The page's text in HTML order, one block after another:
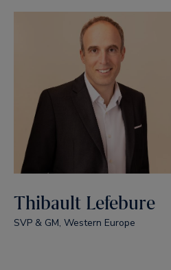
Thibault Lefebure
SVP & GM, Western Europe